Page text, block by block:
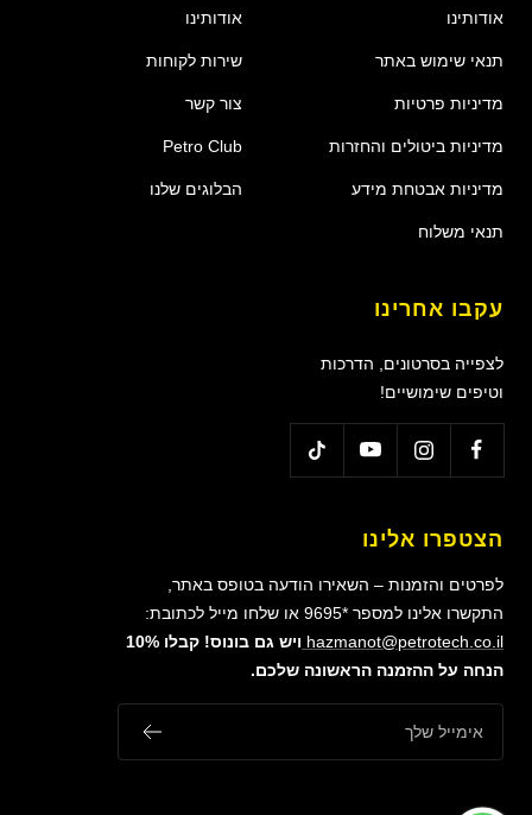
אודותינו
תנאי שימוש באתר
מדיניות פרטיות
מדיניות ביטולים והחזרות
מדיניות אבטחת מידע
תנאי משלוח
אודותינו
שירות לקוחות
צור קשר
Petro Club
הבלוגים שלנו
עקבו אחרינו
לצפייה בסרטונים, הדרכות
וטיפים שימושיים!
הצטפרו אלינו
לפרטים והזמנות – השאירו הודעה בטופס באתר,
התקשרו אלינו למספר *9695 או שלחו מייל לכתובת:
hazmanot@petrotech.co.il
ויש גם בונוס! קבלו 10%
הנחה על ההזמנה הראשונה שלכם.
אימייל שלך